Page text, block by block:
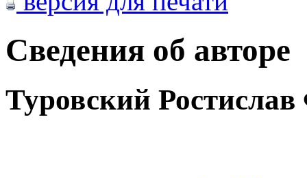
Сведения об авторе
Туровский